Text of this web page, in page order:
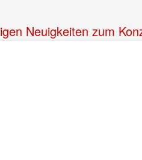
Neuigkeiten zum